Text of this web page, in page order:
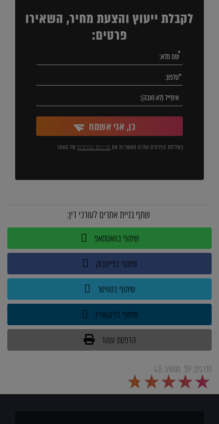
לקבלת ייעוץ והצעת מחיר, השאירו
פרטים:
כן, אני אשמח
בשליחת הפרטים את/ה מאשר/ת את מדיניות הפרטיותשל האתר
שתף בניית אתרים לעורכי דין:
שיתוף בוואטסאפ
שיתוף בפייסבוק
שיתוף בטוויטר
שיתוף בלינקאדין
הדפסת עמוד
מדרגים:59 ממוצע:4.8
1
2
3
4
5